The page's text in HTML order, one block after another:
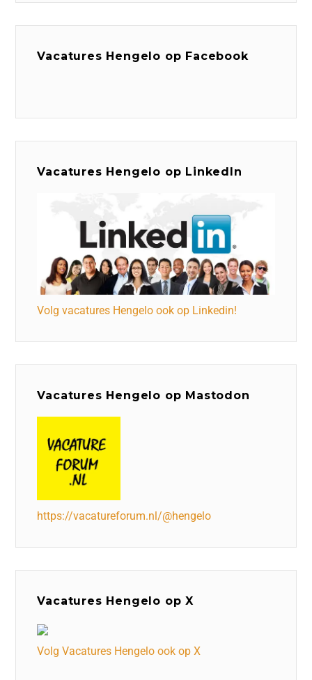
Vacatures Hengelo op Facebook
Vacatures Hengelo op LinkedIn
Volg vacatures Hengelo ook op Linkedin!
Vacatures Hengelo op Mastodon
https://vacatureforum.nl/@hengelo
Vacatures Hengelo op X
Volg Vacatures Hengelo ook op X